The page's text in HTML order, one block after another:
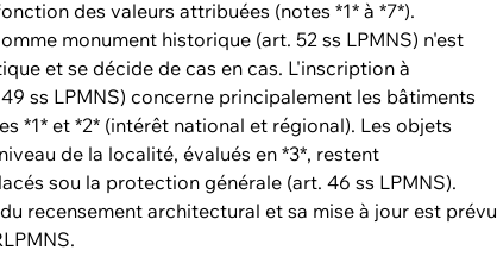
des valeurs attribuées (notes *1* à *7*).
monument historique (art. 52 ss LPMNS) n'est
et se décide de cas en cas. L'inscription à
ss LPMNS) concerne principalement les bâtiments
*1* et *2* (intérêt national et régional). Les objets
de la localité, évalués en *3*, restent
sou la protection générale (art. 46 ss LPMNS).
recensement architectural et sa mise à jour est prévu